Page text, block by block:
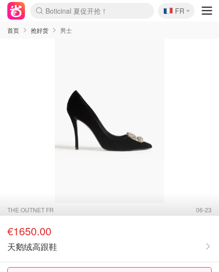
4折！lulu周四疯狂上新
还没结束！&OtherStories大促
Joybuy变相75折 随时失效
速领！Stanley独家85折
疑似霸哥！Camper额外叠85折
Zalando 奥莱闪促！每日更新
Moncler反季囤！5折起+叠9折
Coach Brooklyn仅€192
🇫🇷
FR
首页 抢好货 男士
THE OUTNET FR 06-23
€1650.00
天鹅绒高跟鞋